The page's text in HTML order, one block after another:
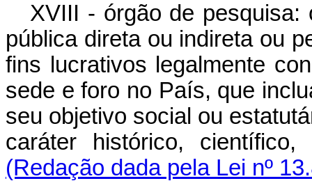
XVIII - órgão de pesquisa:
pública direta ou indireta ou
fins lucrativos legalmente
sede e foro no País, que
seu objetivo social ou
caráter histórico,
(Redação dada pela Lei nº